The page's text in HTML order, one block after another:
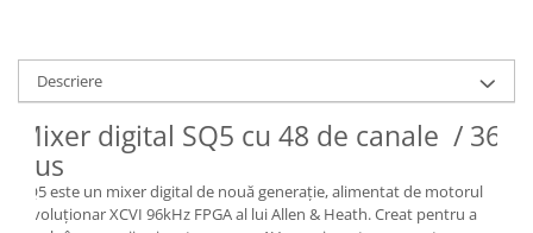
Stage Box Multicore
Casti
Casti cu fir
Casti fara fir
DI Box
Descriere
Mixer digital SQ5 cu 48 de canale / 36
bus
SQ5 este un mixer digital de nouă generație, alimentat de motorul
revoluționar XCVI 96kHz FPGA al lui Allen & Heath. Creat pentru a